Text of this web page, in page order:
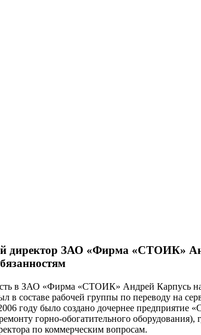
директор ЗАО «Фирма «СТОИК»
в ЗАО «Фирма «СТОИК» Андрей Карпусь
в составе рабочей группы по переводу на
году было создано дочернее предприятие
горно-обогатительного оборудования),
по коммерческим вопросам.